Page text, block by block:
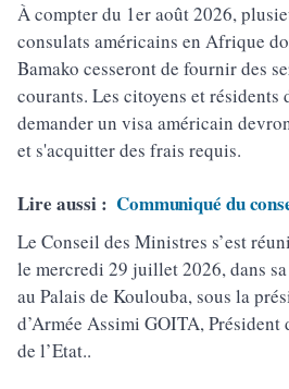
À compter du 1er août 2026,
consulats américains en Afrique
Bamako cesseront de fournir des
courants. Les citoyens et
demander un visa américain
et s'acquitter des frais requis.
Lire aussi : Communiqué du
Le Conseil des Ministres s’est
le mercredi 29 juillet 2026, dans
au Palais de Koulouba, sous la
d’Armée Assimi GOITA,
de l’Etat..